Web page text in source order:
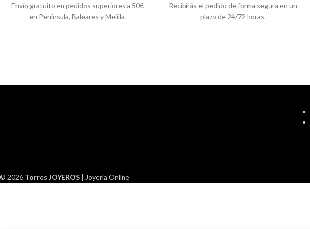
Envío gratuito en pedidos superiores a 50€
en Península, Baleares y Melilla.
Recibirás el pedido de forma segura en un
plazo de 24/72 horas.
© 2026 Torres JOYEROS | Joyería Online